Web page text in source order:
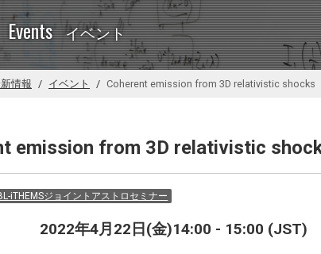
Events イベント
情報 イベント Coherent emission from 3D relativistic shocks
emission from 3D relativistic
iTHEMSジョイントアストロセミナー
2022年4月22日(金)14:00 - 15:00 (JST)